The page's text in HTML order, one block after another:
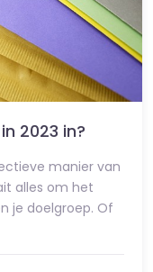
2023 in?
manier van
alles om het
je doelgroep. Of